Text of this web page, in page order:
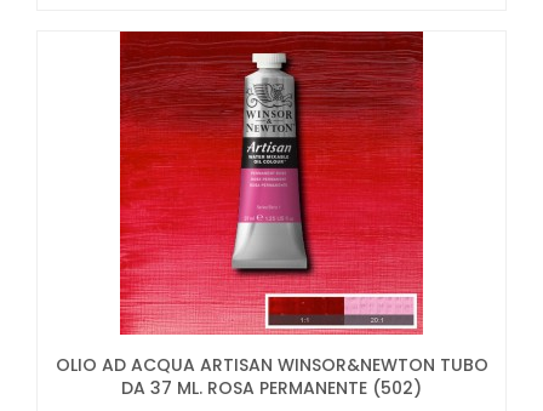
OLIO AD ACQUA ARTISAN WINSOR&NEWTON TUBO
DA 37 ML. ROSA PERMANENTE (502)